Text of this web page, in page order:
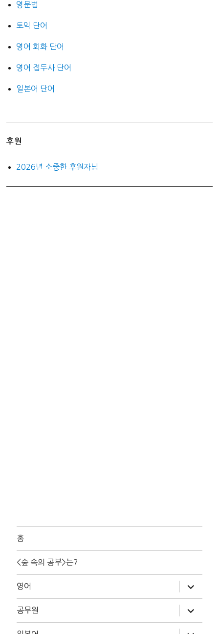
영문법
토익 단어
영어 회화 단어
영어 접두사 단어
일본어 단어
후원
2026년 소중한 후원자님
홈
<숲 속의 공부>는?
영어
위
메
확
장
공무원
위
메